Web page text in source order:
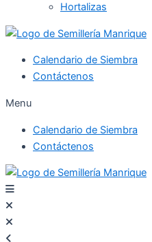
Hortalizas
Calendario de Siembra
Contáctenos
Menu
Calendario de Siembra
Contáctenos